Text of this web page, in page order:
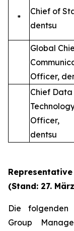
*
Chief of
dentsu
Global
Officer,
Chief
Officer,
dentsu
(Stand: 27.
Die folgenden
Group